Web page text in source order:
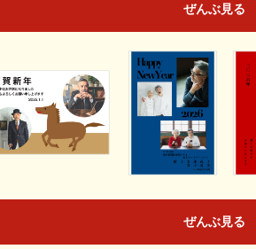
ぜんぶ見る
ぜんぶ見る